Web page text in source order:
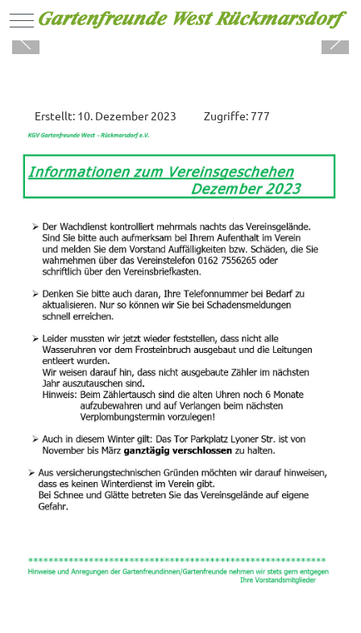
Mobile Menu Toggle
Erstellt: 10. Dezember 2023 Zugriffe: 777